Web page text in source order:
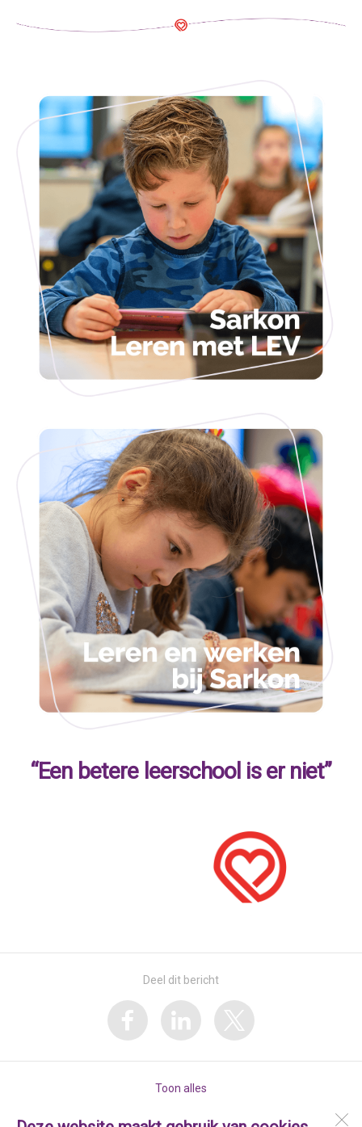
Bestuurlijke organisatie
Sarkonkoers
Sarkonscholen
Identiteit: Met hart voor elkaar!
Kindgerichtonderwijs
Het jonge kind
Medewerkers met LEV
Kom werken bij ons - Vacatures
Jouw stage bij Sarkon
Leraren in Opleiding
De startende medewerker
Zij-instromer
Leren bij ons
“Een betere leerschool is er niet”
Deel dit bericht
Toon alles